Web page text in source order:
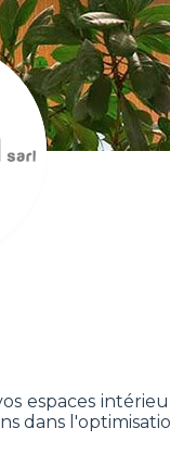
espaces
dans